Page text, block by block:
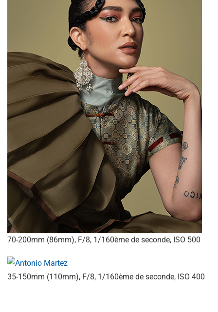
70-200mm (86mm), F/8, 1/160ème de seconde, ISO 500
35-150mm (110mm), F/8, 1/160ème de seconde, ISO 400